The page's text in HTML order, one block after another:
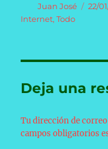
Autor
Juan José 22/
Internet,Todo
Deja una
Tu dirección de
campos obligatorios